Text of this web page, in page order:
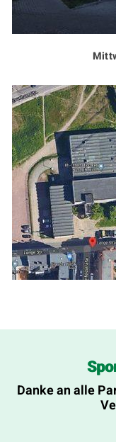
Danke an alle